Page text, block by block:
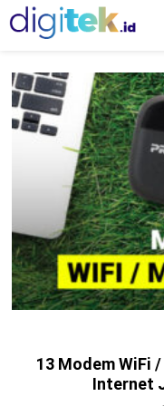
13 Modem WiFi
Internet